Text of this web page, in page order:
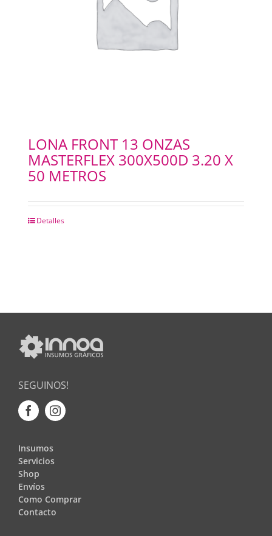
LONA FRONT 13 ONZAS
MASTERFLEX 300X500D 3.20 X
50 METROS
Detalles
SEGUINOS!
Insumos
Servicios
Shop
Envíos
Como Comprar
Contacto